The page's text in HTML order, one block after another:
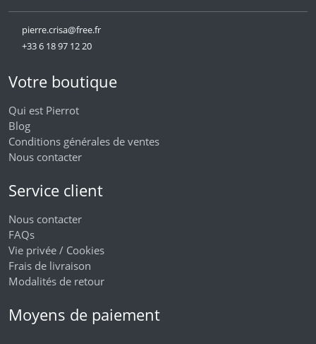
pierre.crisa@free.fr
+33 6 18 97 12 20
Votre boutique
Qui est Pierrot
Blog
Conditions générales de ventes
Nous contacter
Service client
Nous contacter
FAQs
Vie privée / Cookies
Frais de livraison
Modalités de retour
Moyens de paiement